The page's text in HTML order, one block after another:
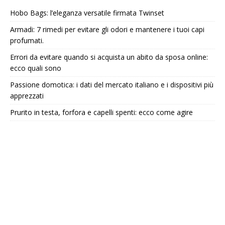
Hobo Bags: l’eleganza versatile firmata Twinset
Armadi: 7 rimedi per evitare gli odori e mantenere i tuoi capi
profumati.
Errori da evitare quando si acquista un abito da sposa online:
ecco quali sono
Passione domotica: i dati del mercato italiano e i dispositivi più
apprezzati
Prurito in testa, forfora e capelli spenti: ecco come agire